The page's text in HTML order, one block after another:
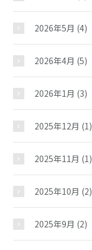
2026年5月 (4)
2026年4月 (5)
2026年1月 (3)
2025年12月 (1)
2025年11月 (1)
2025年10月 (2)
2025年9月 (2)